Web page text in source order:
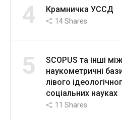
4 Крамничка УССД
14Shares
5
SCOPUS та інші
наукометричні
лівого
соціальних науках
11 Shares